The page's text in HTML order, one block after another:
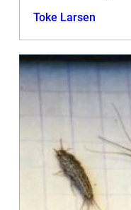
Toke Larsen